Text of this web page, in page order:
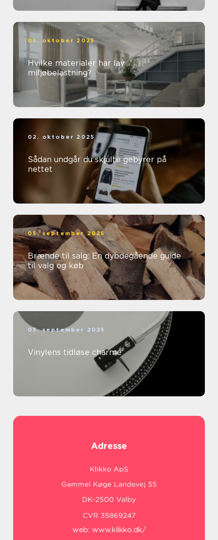
03. oktober 2025
Hvilke materialer har lav
miljøbelastning?
02. oktober 2025
Sådan undgår du skjulte gebyrer på
nettet
05. september 2025
Brænde til salg: En dybdegående guide
til valg og køb
03. september 2025
Vinylens tidløse charme
Adresse
web: www.klikko.dk/